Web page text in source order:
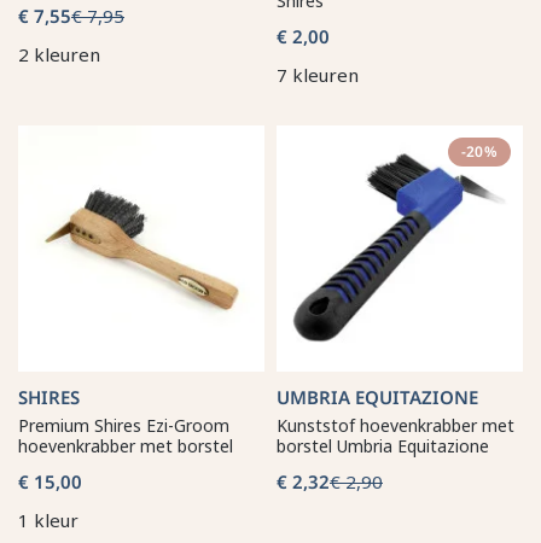
€ 7,55€ 7,95
2 kleuren
€ 2,00
7 kleuren
SHIRES
Premium Shires Ezi-Groom
hoevenkrabber met borstel
€ 15,00
1 kleur
-20%
UMBRIA EQUITAZIONE
Kunststof hoevenkrabber met
borstel Umbria Equitazione
€ 2,32€ 2,90